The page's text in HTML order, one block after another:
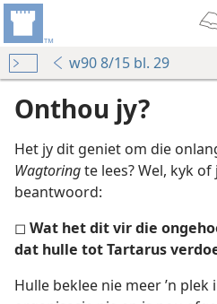
w90 8/15 bl. 29
Onthou jy?
Het jy dit geniet om die
Wagtoringte lees? Wel, kyk
beantwoord:
◻ Wat het dit vir die
dat hulle tot Tartarus
Hulle beklee nie meer ’n plek